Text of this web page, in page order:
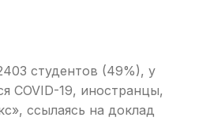
студентов (49%), у
COVID-19, иностранцы,
ссылаясь на доклад